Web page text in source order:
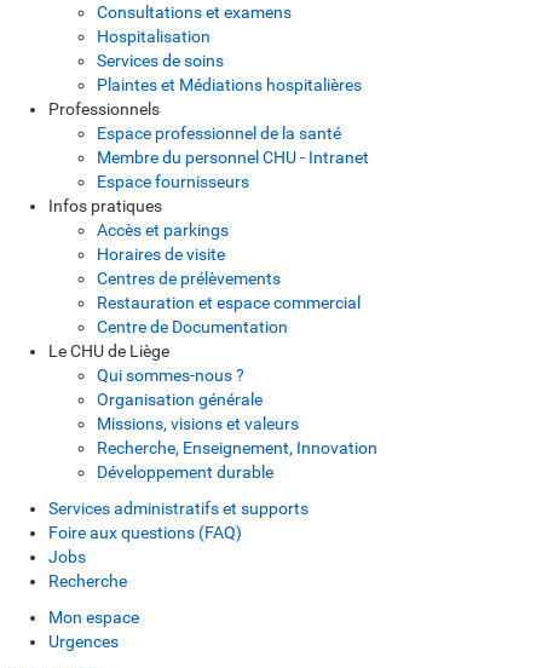
Consultations et examens
Hospitalisation
Services de soins
Plaintes et Médiations hospitalières
Professionnels
Espace professionnel de la santé
Membre du personnel CHU - Intranet
Espace fournisseurs
Infos pratiques
Accès et parkings
Horaires de visite
Centres de prélèvements
Restauration et espace commercial
Centre de Documentation
Le CHU de Liège
Qui sommes-nous ?
Organisation générale
Missions, visions et valeurs
Recherche, Enseignement, Innovation
Développement durable
Services administratifs et supports
Foire aux questions (FAQ)
Jobs
Recherche
Mon espace
Urgences